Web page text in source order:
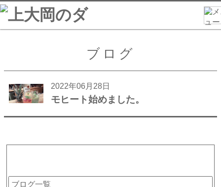
ブログ
2022年06月28日
モヒート始めました。
ブログ一覧